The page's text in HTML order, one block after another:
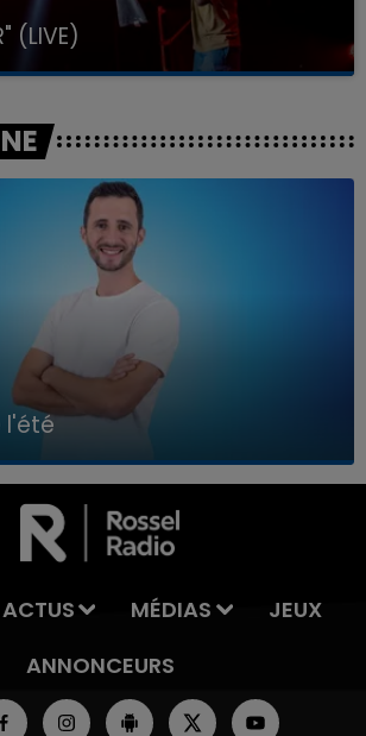
L'ÉTÉ
(LIVE)
l'été
ACTUS MÉDIAS
JEUX
ANNONCEURS